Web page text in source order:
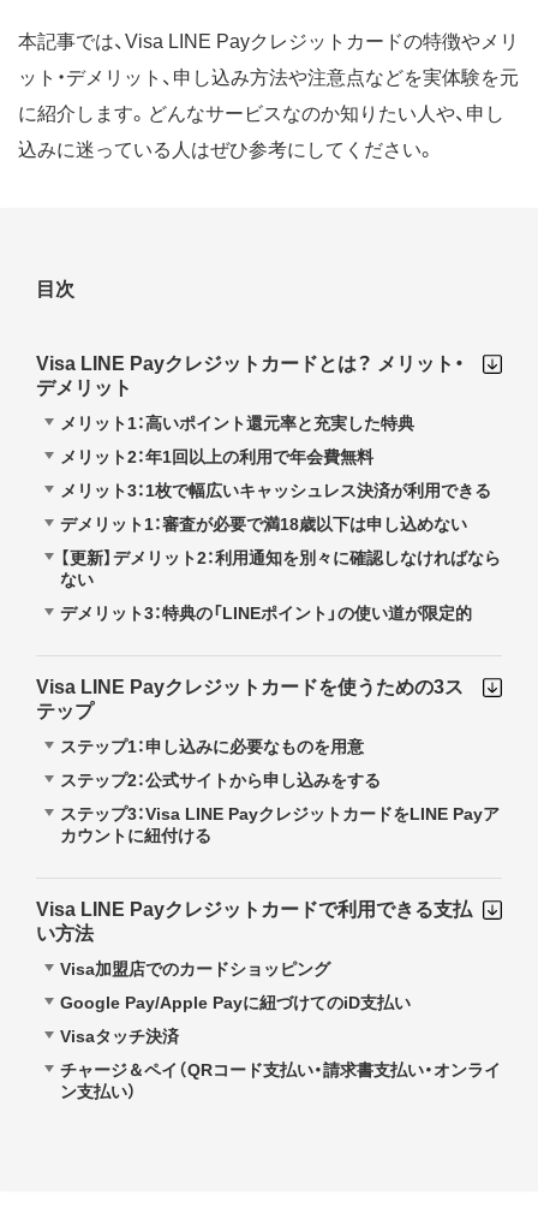
本記事では、Visa LINE Payクレジットカードの特徴やメリ
ット・デメリット、申し込み方法や注意点などを実体験を元
に紹介します。どんなサービスなのか知りたい人や、申し
込みに迷っている人はぜひ参考にしてください。
目次
Visa LINE Payクレジットカードとは？ メリット・
デメリット
メリット1：高いポイント還元率と充実した特典
メリット2：年1回以上の利用で年会費無料
メリット3：1枚で幅広いキャッシュレス決済が利用できる
デメリット1：審査が必要で満18歳以下は申し込めない
【更新】デメリット2：利用通知を別々に確認しなければなら
ない
デメリット3：特典の「LINEポイント」の使い道が限定的
Visa LINE Payクレジットカードを使うための3ス
テップ
ステップ1：申し込みに必要なものを用意
ステップ2：公式サイトから申し込みをする
ステップ3：Visa LINE PayクレジットカードをLINE Payア
カウントに紐付ける
Visa LINE Payクレジットカードで利用できる支払
い方法
Visa加盟店でのカードショッピング
Google Pay/Apple Payに紐づけてのiD支払い
Visaタッチ決済
チャージ＆ペイ（QRコード支払い・請求書支払い・オンライ
ン支払い）